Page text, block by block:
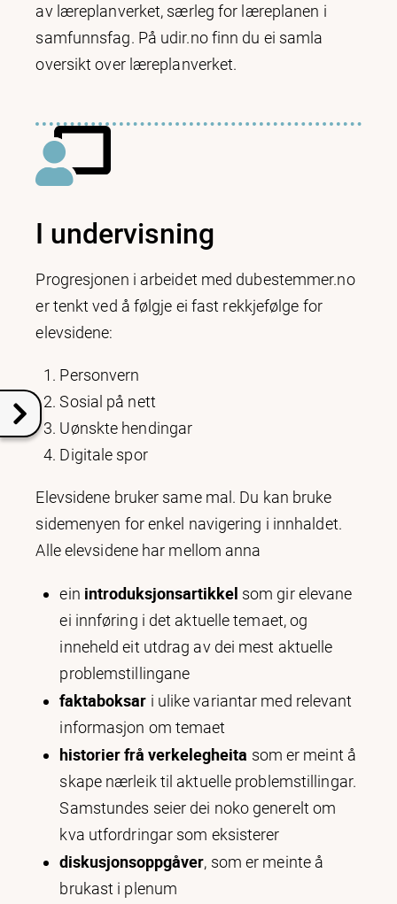
av læreplanverket, særleg for læreplanen i
samfunnsfag. På udir.no finn du ei samla
oversikt over læreplanverket.
I undervisning
Progresjonen i arbeidet med dubestemmer.no
er tenkt ved å følgje ei fast rekkjefølge for
elevsidene:
Personvern
Sosial på nett
Uønskte hendingar
Digitale spor
Elevsidene bruker same mal. Du kan bruke
sidemenyen for enkel navigering i innhaldet.
Alle elevsidene har mellom anna
ein introduksjonsartikkel som gir elevane
ei innføring i det aktuelle temaet, og
inneheld eit utdrag av dei mest aktuelle
problemstillingane
faktaboksar i ulike variantar med relevant
informasjon om temaet
historier frå verkelegheita som er meint å
skape nærleik til aktuelle problemstillingar.
Samstundes seier dei noko generelt om
kva utfordringar som eksisterer
diskusjonsoppgåver, som er meinte å
brukast i plenum